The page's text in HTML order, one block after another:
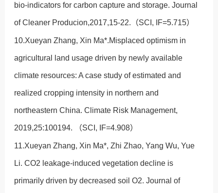
bio-indicators for carbon capture and storage. Journal
of Cleaner Producion,2017,15-22.（SCI, IF=5.715）
10.Xueyan Zhang, Xin Ma*.Misplaced optimism in
agricultural land usage driven by newly available
climate resources: A case study of estimated and
realized cropping intensity in northern and
northeastern China. Climate Risk Management,
2019,25:100194. （SCI, IF=4.908）
11.Xueyan Zhang, Xin Ma*, Zhi Zhao, Yang Wu, Yue
Li. CO2 leakage-induced vegetation decline is
primarily driven by decreased soil O2. Journal of